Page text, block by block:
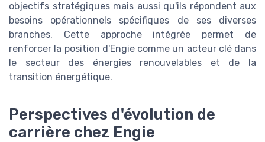
objectifs stratégiques mais aussi qu'ils répondent aux
besoins opérationnels spécifiques de ses diverses
branches. Cette approche intégrée permet de
renforcer la position d'Engie comme un acteur clé dans
le secteur des énergies renouvelables et de la
transition énergétique.
Perspectives d'évolution de
carrière chez Engie